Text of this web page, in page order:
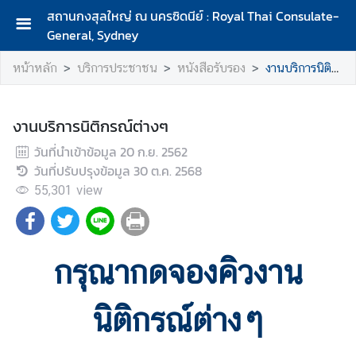
สถานกงสุลใหญ่ ณ นครซิดนีย์ : Royal Thai Consulate-
General, Sydney
ห
น้
ลั
ก
เ
กี่
ย
ว
หน้าหลัก บริการประชาชน หนังสือรับรอง งานบริการนิติกรณ์ต่างๆ
งานบริการนิติกรณ์ต่างๆ
วันที่นำเข้าข้อมูล 20 ก.ย. 2562
วันที่ปรับปรุงข้อมูล 30 ต.ค. 2568
55,301 view
กรุณากดจองคิวงาน
นิติกรณ์ต่างๆ